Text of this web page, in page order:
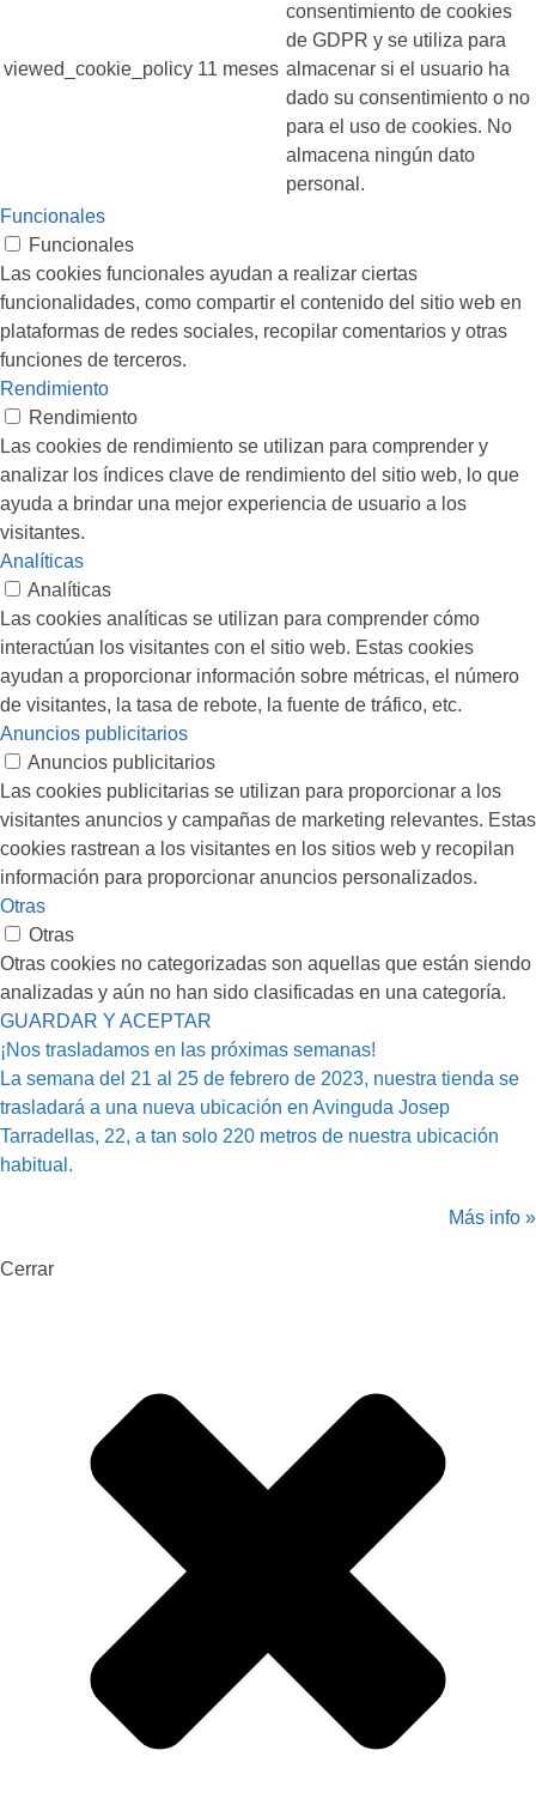
viewed_cookie_policy 11 meses
consentimiento de cookies
de GDPR y se utiliza para
almacenar si el usuario ha
dado su consentimiento o no
para el uso de cookies. No
almacena ningún dato
personal.
Funcionales
Funcionales
Las cookies funcionales ayudan a realizar ciertas
funcionalidades, como compartir el contenido del sitio web en
plataformas de redes sociales, recopilar comentarios y otras
funciones de terceros.
Rendimiento
Rendimiento
Las cookies de rendimiento se utilizan para comprender y
analizar los índices clave de rendimiento del sitio web, lo que
ayuda a brindar una mejor experiencia de usuario a los
visitantes.
Analíticas
Analíticas
Las cookies analíticas se utilizan para comprender cómo
interactúan los visitantes con el sitio web. Estas cookies
ayudan a proporcionar información sobre métricas, el número
de visitantes, la tasa de rebote, la fuente de tráfico, etc.
Anuncios publicitarios
Anuncios publicitarios
Las cookies publicitarias se utilizan para proporcionar a los
visitantes anuncios y campañas de marketing relevantes. Estas
cookies rastrean a los visitantes en los sitios web y recopilan
información para proporcionar anuncios personalizados.
Otras
Otras
Otras cookies no categorizadas son aquellas que están siendo
analizadas y aún no han sido clasificadas en una categoría.
GUARDAR Y ACEPTAR
¡Nos trasladamos en las próximas semanas!
La semana del 21 al 25 de febrero de 2023, nuestra tienda se
trasladará a una nueva ubicación en Avinguda Josep
Tarradellas, 22, a tan solo 220 metros de nuestra ubicación
habitual.
Más info »
Cerrar